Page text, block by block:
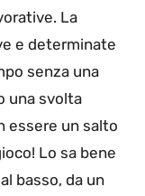
La
e determinate
senza una
una svolta
essere un salto
Lo sa bene
basso, da un